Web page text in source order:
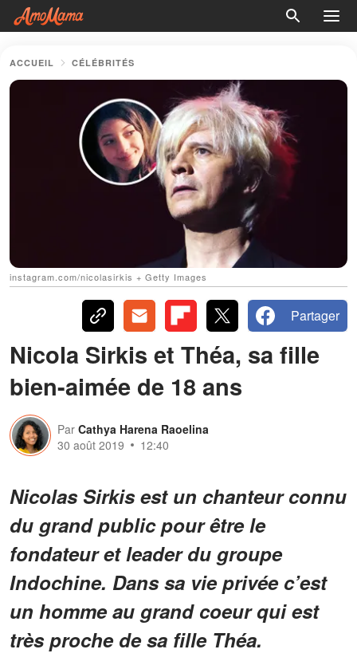
ACCUEIL CÉLÉBRITÉS
instagram.com/nicolasirkis + Getty Images
Partager
Nicola Sirkis et Théa, sa fille
bien-aimée de 18 ans
Par Cathya Harena Raoelina
30 août 2019
12:40
Nicolas Sirkis est un chanteur connu
du grand public pour être le
fondateur et leader du groupe
Indochine. Dans sa vie privée c’est
un homme au grand coeur qui est
très proche de sa fille Théa.